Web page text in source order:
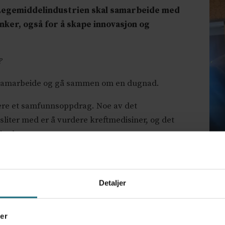
Detaljer
skal samarbeide med
også for å skape innovasjon og
og gå sammen om en dugnad.
et samfunnsoppdrag. Noe av det
med er å vurdere kreftmedisiner, og det
han.
med mer sikre beslutninger, for eksempel ved å
er nødvendig - og også å ta i bruk registerdata
befolkningsnivå.
i å bruke registrene, mener Thoresen.